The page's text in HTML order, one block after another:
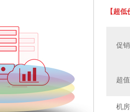
【超
促
超
机